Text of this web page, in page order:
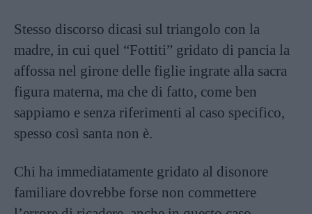
Stesso discorso dicasi sul triangolo con la
madre, in cui quel “Fottiti” gridato di pancia la
affossa nel girone delle figlie ingrate alla sacra
figura materna, ma che di fatto, come ben
sappiamo e senza riferimenti al caso specifico,
spesso così santa non è.
Chi ha immediatamente gridato al disonore
familiare dovrebbe forse non commettere